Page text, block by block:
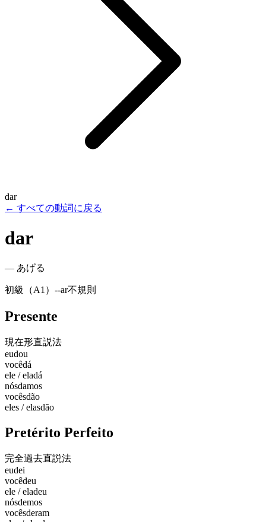
dar
← すべての動詞に戻る
dar
— あげる
初級（A1） --ar不規則
Presente
現在形直説法
eudou
vocêdá
ele / eladá
nósdamos
vocêsdão
eles / elasdão
Pretérito Perfeito
完全過去直説法
eudei
vocêdeu
ele / eladeu
nósdemos
vocêsderam